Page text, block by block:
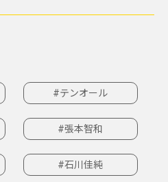
#テンオール
#張本智和
#石川佳純